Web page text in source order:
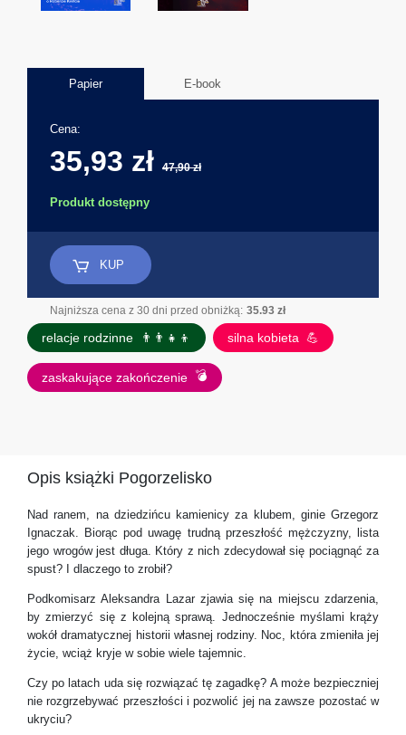
Papier E-book
Cena:
35,93 zł 47,90 zł
Produkt dostępny
KUP
Najniższa cena z 30 dni przed obniżką: 35.93 zł
relacje rodzinne 👨‍👨‍👧‍👦 silna kobieta 💪
zaskakujące zakończenie 💣
Opis książki Pogorzelisko
Nad ranem, na dziedzińcu kamienicy za klubem, ginie Grzegorz
Ignaczak. Biorąc pod uwagę trudną przeszłość mężczyzny, lista
jego wrogów jest długa. Który z nich zdecydował się pociągnąć za
spust? I dlaczego to zrobił?
Podkomisarz Aleksandra Lazar zjawia się na miejscu zdarzenia,
by zmierzyć się z kolejną sprawą. Jednocześnie myślami krąży
wokół dramatycznej historii własnej rodziny. Noc, która zmieniła jej
życie, wciąż kryje w sobie wiele tajemnic.
Czy po latach uda się rozwiązać tę zagadkę? A może bezpieczniej
nie rozgrzebywać przeszłości i pozwolić jej na zawsze pozostać w
ukryciu?